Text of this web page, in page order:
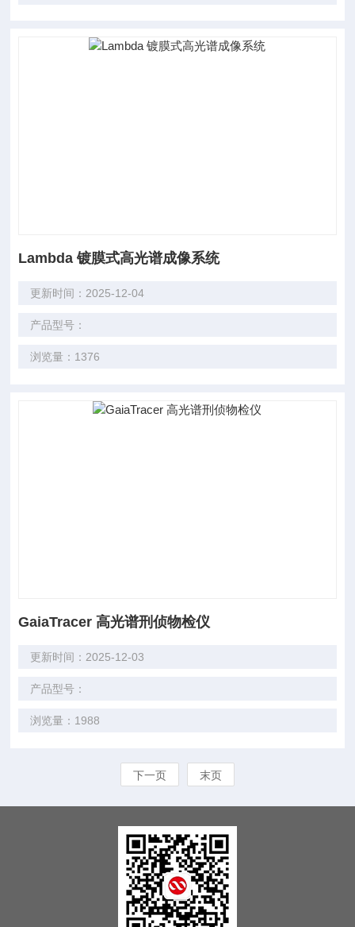
Lambda 镀膜式高光谱成像系统
更新时间：2025-12-04
产品型号：
浏览量：1376
GaiaTracer 高光谱刑侦物检仪
更新时间：2025-12-03
产品型号：
浏览量：1988
下一页 末页